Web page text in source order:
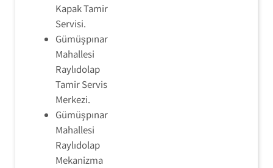
Kapak Tamir
Servisi.
Gümüşpınar
Mahallesi
Raylıdolap
Tamir Servis
Merkezi.
Gümüşpınar
Mahallesi
Raylıdolap
Mekanizma